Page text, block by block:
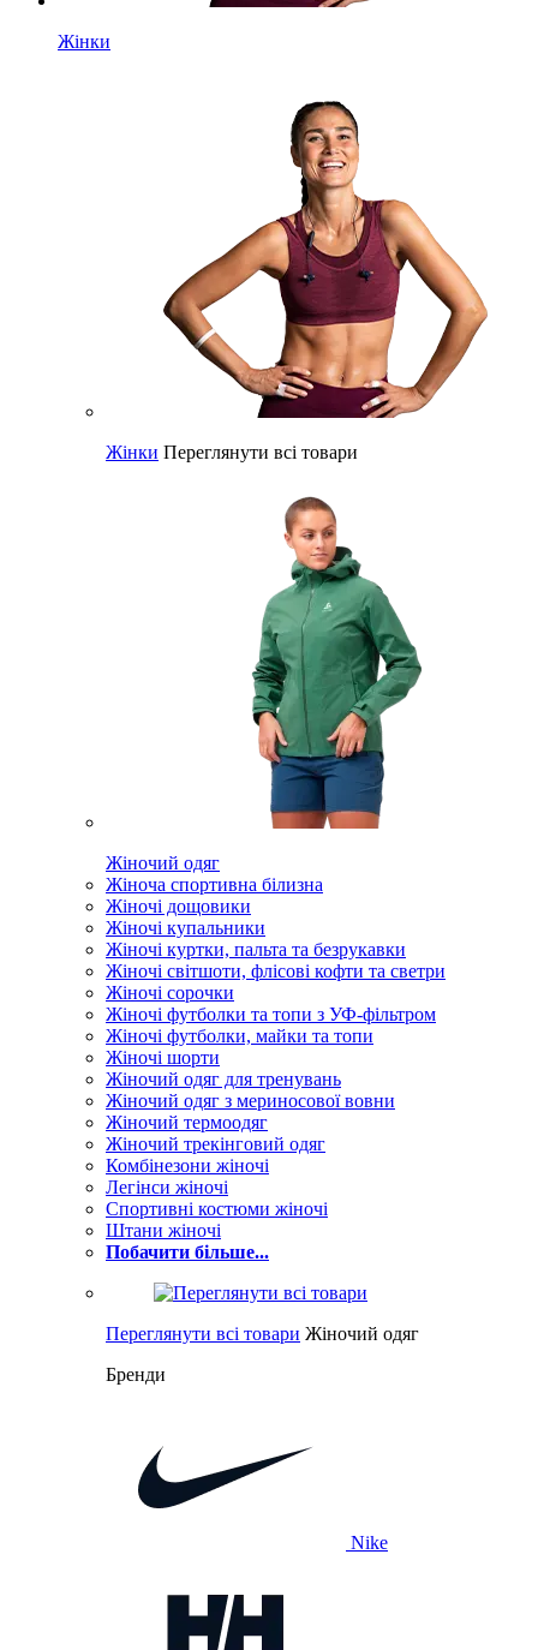
Жінки
Жінки Переглянути всі товари
Жіночий одяг
Жіноча спортивна білизна
Жіночі дощовики
Жіночі купальники
Жіночі куртки, пальта та безрукавки
Жіночі світшоти, флісові кофти та светри
Жіночі сорочки
Жіночі футболки та топи з УФ-фільтром
Жіночі футболки, майки та топи
Жіночі шорти
Жіночий одяг для тренувань
Жіночий одяг з мериносової вовни
Жіночий термоодяг
Жіночий трекінговий одяг
Комбінезони жіночі
Легінси жіночі
Спортивні костюми жіночі
Штани жіночі
Побачити більше...
Переглянути всі товари Жіночий одяг
Бренди
Nike